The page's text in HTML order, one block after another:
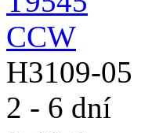
H3109-05
2 - 6 dní